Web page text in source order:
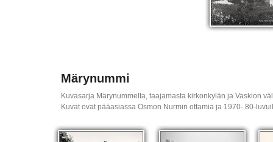
Märynummi
Kuvasarja Märynummelta, taajamasta kirkonkylän ja Vaskion
Kuvat ovat pääasiassa Osmon Nurmin ottamia ja 1970- 80-